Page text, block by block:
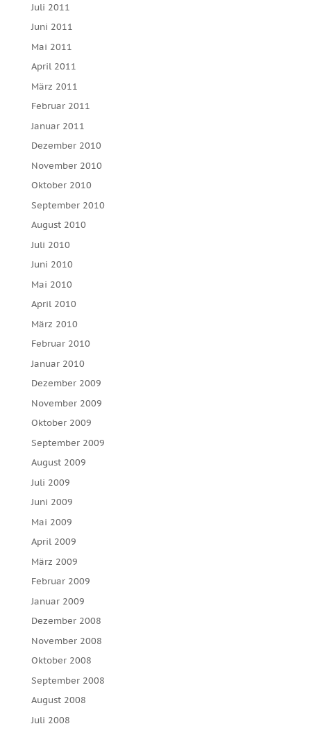
Juli 2011
Juni 2011
Mai 2011
April 2011
März 2011
Februar 2011
Januar 2011
Dezember 2010
November 2010
Oktober 2010
September 2010
August 2010
Juli 2010
Juni 2010
Mai 2010
April 2010
März 2010
Februar 2010
Januar 2010
Dezember 2009
November 2009
Oktober 2009
September 2009
August 2009
Juli 2009
Juni 2009
Mai 2009
April 2009
März 2009
Februar 2009
Januar 2009
Dezember 2008
November 2008
Oktober 2008
September 2008
August 2008
Juli 2008